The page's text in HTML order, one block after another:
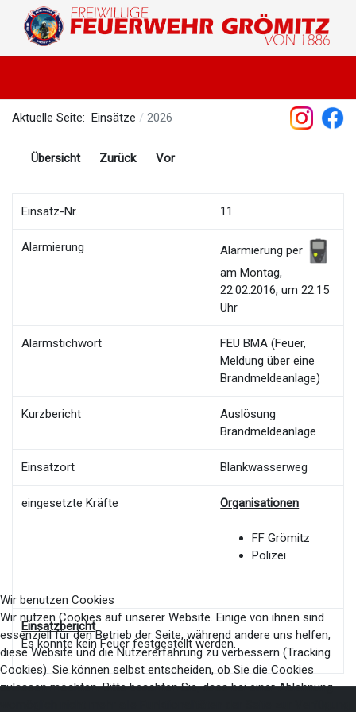
Aktuelle Seite: Einsätze 2026
Übersicht Zurück Vor
Einsatz-Nr. 11
Alarmierung
Alarmierung per
am Montag,
22.02.2016, um 22:15
Uhr
Alarmstichwort
FEU BMA (Feuer,
Meldung über eine
Brandmeldeanlage)
Kurzbericht
Auslösung
Brandmeldeanlage
Einsatzort Blankwasserweg
eingesetzte Kräfte Organisationen
FF Grömitz
Polizei
Einsatzbericht
Es konnte kein Feuer festgestellt werden.
Wir benutzen Cookies
Wir nutzen Cookies auf unserer Website. Einige von ihnen sind
essenziell für den Betrieb der Seite, während andere uns helfen,
diese Website und die Nutzererfahrung zu verbessern (Tracking
Cookies). Sie können selbst entscheiden, ob Sie die Cookies
zulassen möchten. Bitte beachten Sie, dass bei einer Ablehnung